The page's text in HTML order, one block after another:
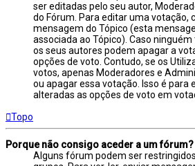
ser editadas pelo seu autor,
do Fórum. Para editar uma votação,
mensagem do Tópico (esta
associada ao Tópico). Caso
os seus autores podem apagar a
opções de voto. Contudo, se os
votos, apenas Moderadores e
ou apagar essa votação. Isso é para
alteradas as opções de voto em
Topo
Porque não consigo aceder a um fórum?
Alguns fórum podem ser